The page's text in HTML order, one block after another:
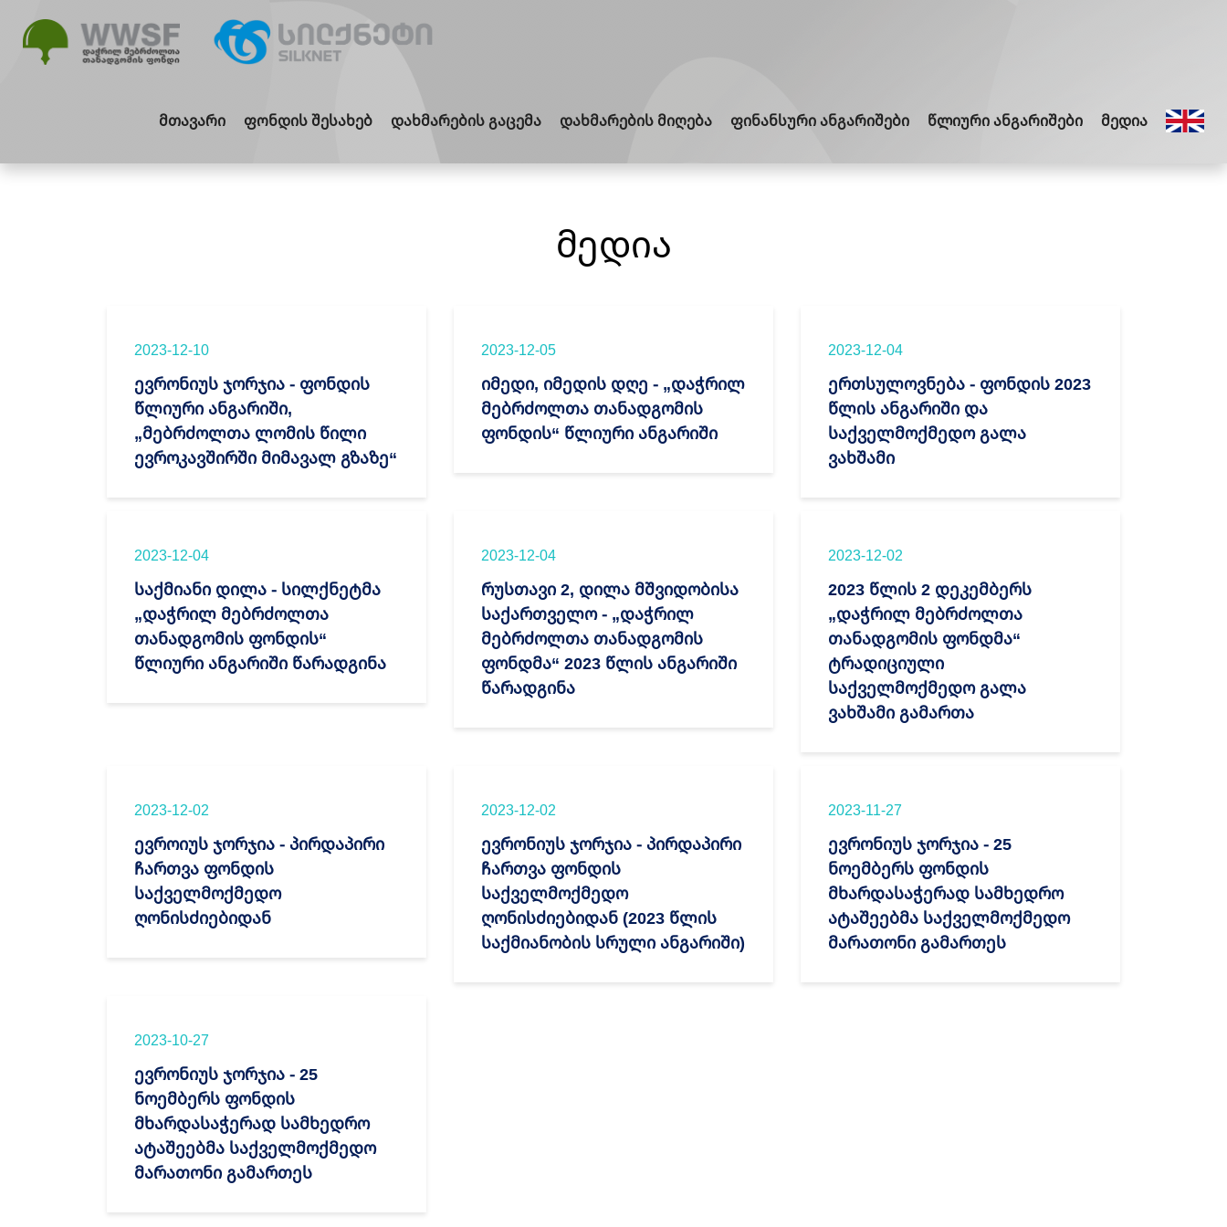
მთავარი ფონდის შესახებ დახმარების გაცემა დახმარების მიღება ფინანსური ანგარიშები წლიური ანგარიშები მედია
მედია
2023-12-10
ევრონიუს ჯორჯია - ფონდის
წლიური ანგარიში,
„მებრძოლთა ლომის წილი
ევროკავშირში მიმავალ გზაზე“
2023-12-05
იმედი, იმედის დღე - „დაჭრილ
მებრძოლთა თანადგომის
ფონდის“ წლიური ანგარიში
2023-12-04
ერთსულოვნება - ფონდის 2023
წლის ანგარიში და
საქველმოქმედო გალა
ვახშამი
2023-12-04
საქმიანი დილა - სილქნეტმა
„დაჭრილ მებრძოლთა
თანადგომის ფონდის“
წლიური ანგარიში წარადგინა
2023-12-04
რუსთავი 2, დილა მშვიდობისა
საქართველო - „დაჭრილ
მებრძოლთა თანადგომის
ფონდმა“ 2023 წლის ანგარიში
წარადგინა
2023-12-02
2023 წლის 2 დეკემბერს
„დაჭრილ მებრძოლთა
თანადგომის ფონდმა“
ტრადიციული
საქველმოქმედო გალა
ვახშამი გამართა
2023-12-02
ევროიუს ჯორჯია - პირდაპირი
ჩართვა ფონდის
საქველმოქმედო
ღონისძიებიდან
2023-12-02
ევრონიუს ჯორჯია - პირდაპირი
ჩართვა ფონდის
საქველმოქმედო
ღონისძიებიდან (2023 წლის
საქმიანობის სრული ანგარიში)
2023-11-27
ევრონიუს ჯორჯია - 25
ნოემბერს ფონდის
მხარდასაჭერად სამხედრო
ატაშეებმა საქველმოქმედო
მარათონი გამართეს
2023-10-27
ევრონიუს ჯორჯია - 25
ნოემბერს ფონდის
მხარდასაჭერად სამხედრო
ატაშეებმა საქველმოქმედო
მარათონი გამართეს